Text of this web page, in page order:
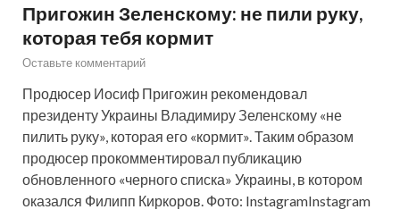
Пригожин Зеленскому: не пили руку,
которая тебя кормит
Оставьте комментарий
Продюсер Иосиф Пригожин рекомендовал
президенту Украины Владимиру Зеленскому «не
пилить руку», которая его «кормит». Таким образом
продюсер прокомментировал публикацию
обновленного «черного списка» Украины, в котором
оказался Филипп Киркоров. Фото: InstagramInstagram